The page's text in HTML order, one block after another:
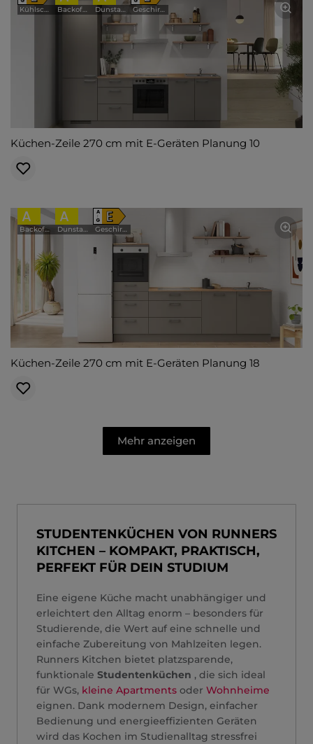
Kühlschrank Backofen Dunstabzugshaube Geschirrspüler
Küchen-Zeile 270 cm mit E-Geräten Planung 10
A
Backofen
A
Dunstabzugshaube
A
↑
G E
Geschirrspüler
Küchen-Zeile 270 cm mit E-Geräten Planung 18
Mehr anzeigen
STUDENTENKÜCHEN VON RUNNERS
KITCHEN – KOMPAKT, PRAKTISCH,
PERFEKT FÜR DEIN STUDIUM
Eine eigene Küche macht unabhängiger und
erleichtert den Alltag enorm – besonders für
Studierende, die Wert auf eine schnelle und
einfache Zubereitung von Mahlzeiten legen.
Runners Kitchen bietet platzsparende,
funktionale Studentenküchen , die sich ideal
für WGs, kleine Apartments oder Wohnheime
eignen. Dank modernem Design, einfacher
Bedienung und energieeffizienten Geräten
wird das Kochen im Studienalltag stressfrei